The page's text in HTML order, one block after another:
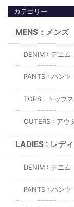
カテゴリー
MENS：メンズ
DENIM : デニム
PANTS : パンツ
TOPS : トップス
OUTERS : アウ
LADIES : レデ
DENIM : デニム
PANTS : パンツ